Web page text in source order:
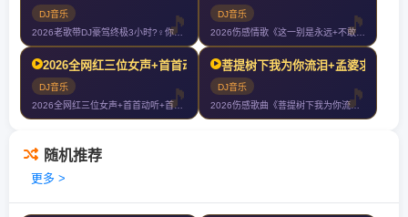
DJ音乐
2026老歌带DJ豪驾终极3小时?‍♀️你们以后就叫我大哥?
DJ音乐
2026全网红三位女声+首首动听+首首伤感+首首爆赞+车载大碟滴滴滴
DJ音乐
2026全网红三位女声+首首动听+首首伤感+首首爆赞+车载大碟滴滴滴
菩提树下我为你流泪+孟婆求你一
DJ音乐
2026伤感歌曲《菩提树下我为你流泪+孟婆求你一碗忘情汤+千滴眼泪千次
随机推荐
更多 >